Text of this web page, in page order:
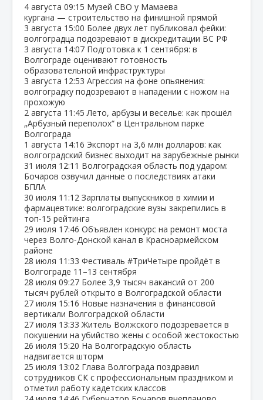
4 августа 09:15 Музей СВО у Мамаева
кургана — строительство на финишной прямой
3 августа 15:00 Более двух лет публиковал фейки:
волгоградца подозревают в дискредитации ВС РФ
3 августа 14:07 Подготовка к 1 сентября: в
Волгограде оценивают готовность
образовательной инфраструктуры
3 августа 12:53 Агрессия на фоне опьянения:
волгоградку подозревают в нападении с ножом на
прохожую
2 августа 11:45 Лето, арбузы и веселье: как прошёл
„Арбузный переполох“ в Центральном парке
Волгограда
1 августа 14:16 Экспорт на 3,6 млн долларов: как
волгоградский бизнес выходит на зарубежные рынки
31 июля 12:11 Волгоградская область под ударом:
Бочаров озвучил данные о последствиях атаки
БПЛА
30 июля 11:12 Зарплаты выпускников в химии и
фармацевтике: волгоградские вузы закрепились в
топ‑15 рейтинга
29 июля 17:46 Объявлен конкурс на ремонт моста
через Волго‑Донской канал в Красноармейском
районе
28 июля 11:33 Фестиваль #ТриЧетыре пройдёт в
Волгограде 11–13 сентября
28 июля 09:27 Более 3,9 тысяч вакансий от 200
тысяч рублей открыто в Волгоградской области
27 июля 15:16 Новые назначения в финансовой
вертикали Волгоградской области
27 июля 13:33 Житель Волжского подозревается в
покушении на убийство жены с особой жестокостью
26 июля 15:20 На Волгоградскую область
надвигается шторм
25 июля 13:02 Глава Волгограда поздравил
сотрудников СК с профессиональным праздником и
отметил работу кадетских классов